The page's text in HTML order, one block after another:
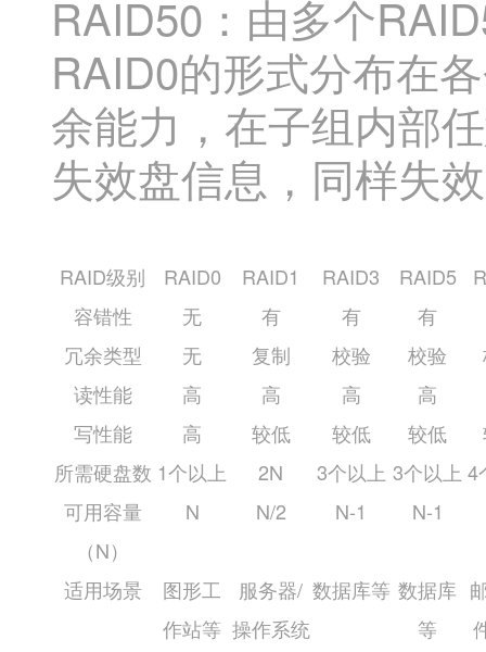
RAID50：由多个
RAID0的形式分布在
余能力，在子组内部
失效盘信息，同样失
RAID级别 RAID0 RAID1 RAID3 RAID5
容错性
无 有 有
有
冗余类型
无 复制 校验 校验
读性能
高 高 高
高
写性能
高 较低 较低 较低
所需硬盘数 1个以上 2N 3个以上 3个以上 4
可用容量
（N）
N N/2 N-1 N-1
适用场景
图形工
作站等
服务器/
操作系统
数据库等 数据库
等